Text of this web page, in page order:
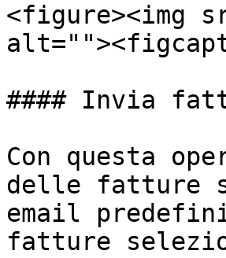
<figure><img
#### Invia
Con questa
delle fatture
email
fatture